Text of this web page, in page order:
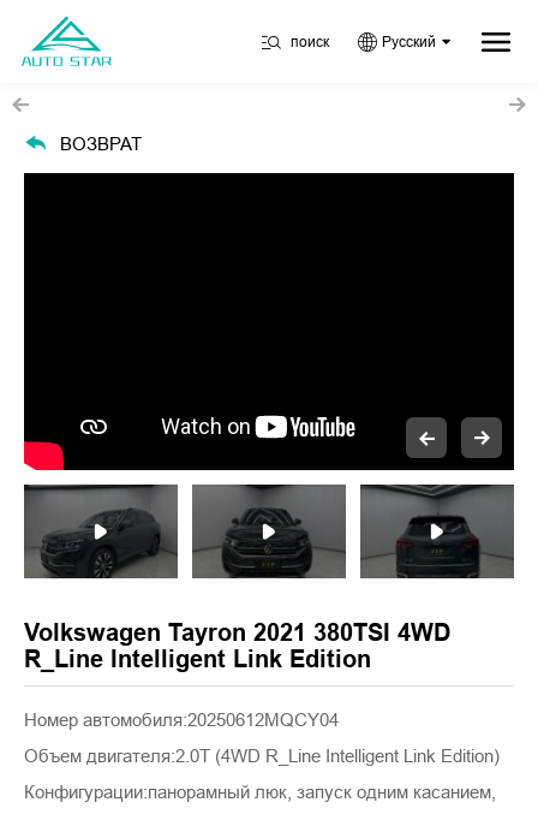
поиск Русский
ВОЗВРАТ
Volkswagen Tayron 2021 380TSI 4WD
R_Line Intelligent Link Edition
Номер автомобиля:20250612MQCY04
Объем двигателя:2.0T (4WD R_Line Intelligent Link Edition)
Конфигурации:панорамный люк, запуск одним касанием,